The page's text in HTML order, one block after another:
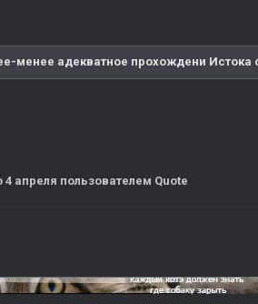
менее адекватное прохождени Истока
4 апреля пользователем Quote